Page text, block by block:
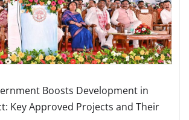
Boosts Development in
Key Approved Projects and Their